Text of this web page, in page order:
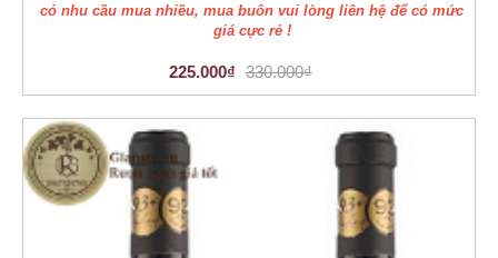
có nhu cầu mua nhiều, mua buôn vui lòng liên hệ để có mức
giá cực rẻ !
225.000₫ 330.000₫